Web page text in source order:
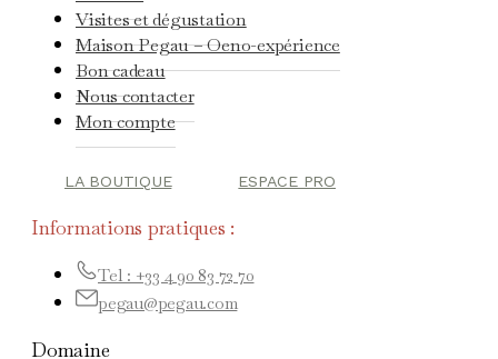
Visites et dégustation
Maison Pegau – Oeno-expérience
Bon cadeau
Nous contacter
Mon compte
LA BOUTIQUE ESPACE PRO
Informations pratiques :
Tel : +33 4 90 83 72 70
pegau@pegau.com
Domaine